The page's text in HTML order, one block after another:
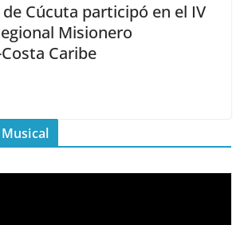
de Cúcuta participó en el IV
Misionero
Caribe